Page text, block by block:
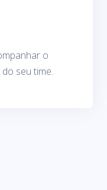
o
seu time.